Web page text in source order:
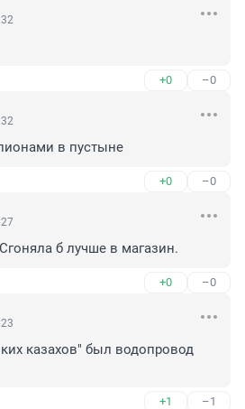
+0 –0
в пустыне
+0 –0
б лучше в магазин.
+0 –0
казахов" был водопровод
+1 –1